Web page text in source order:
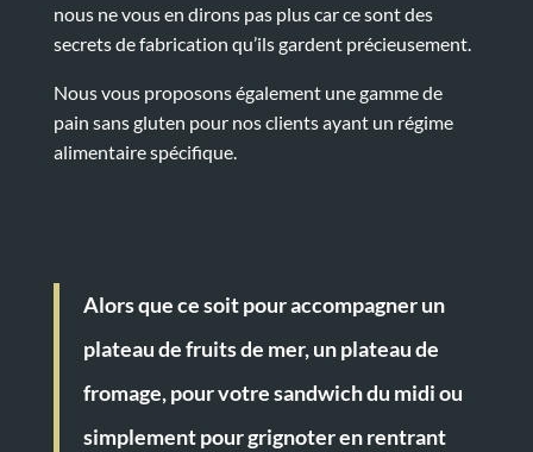
nous ne vous en dirons pas plus car ce sont des
secrets de fabrication qu’ils gardent précieusement.
Nous vous proposons également une gamme de
pain sans gluten pour nos clients ayant un régime
alimentaire spécifique.
Alors que ce soit pour accompagner un
plateau de fruits de mer, un plateau de
fromage, pour votre sandwich du midi ou
simplement pour grignoter en rentrant